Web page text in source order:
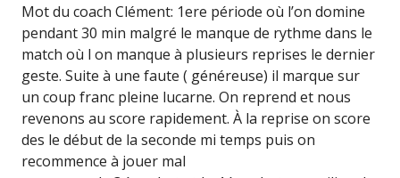
Mot du coach Clément: 1ere période où l’on domine
pendant 30 min malgré le manque de rythme dans le
match où l on manque à plusieurs reprises le dernier
geste. Suite à une faute ( généreuse) il marque sur
un coup franc pleine lucarne. On reprend et nous
revenons au score rapidement. À la reprise on score
des le début de la seconde mi temps puis on
recommence à jouer mal